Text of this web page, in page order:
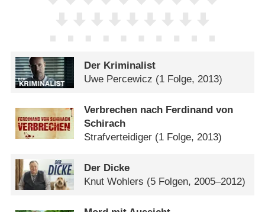
Der Kriminalist
Uwe Percewicz (1 Folge, 2013)
Verbrechen nach Ferdinand von
Schirach
Strafverteidiger (1 Folge, 2013)
Der Dicke
Knut Wohlers (5 Folgen, 2005–2012)